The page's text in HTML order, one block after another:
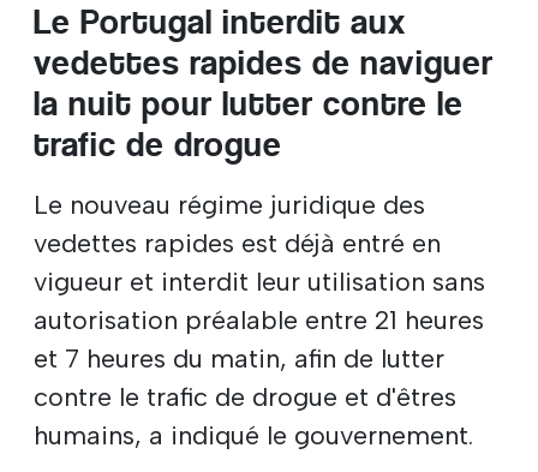
Le Portugal interdit aux
vedettes rapides de naviguer
la nuit pour lutter contre le
trafic de drogue
Le nouveau régime juridique des
vedettes rapides est déjà entré en
vigueur et interdit leur utilisation sans
autorisation préalable entre 21 heures
et 7 heures du matin, afin de lutter
contre le trafic de drogue et d'êtres
humains, a indiqué le gouvernement.